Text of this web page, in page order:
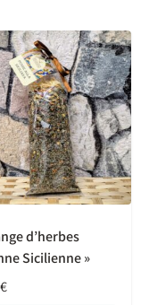
d’herbes
Sicilienne »
€